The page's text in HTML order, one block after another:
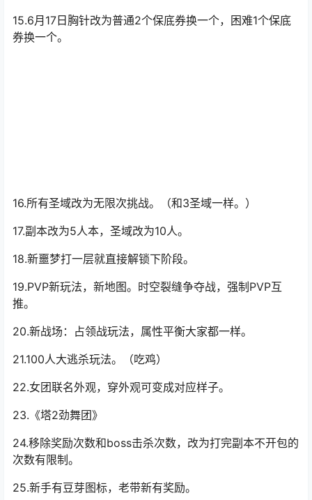
15.6月17日胸针改为普通2个保底券换一个，困难1个保底
券换一个。
16.所有圣域改为无限次挑战。（和3圣域一样。）
17.副本改为5人本，圣域改为10人。
18.新噩梦打一层就直接解锁下阶段。
19.PVP新玩法，新地图。时空裂缝争夺战，强制PVP互
推。
20.新战场： 占领战玩法，属性平衡大家都一样。
21.100人大逃杀玩法。（吃鸡）
22.女团联名外观，穿外观可变成对应样子。
23.《塔2劲舞团》
24.移除奖励次数和boss击杀次数，改为打完副本不开包的
次数有限制。
25.新手有豆芽图标，老带新有奖励。